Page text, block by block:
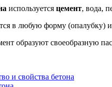
используется цемент, вода,
в любую форму (опалубку)
образуют своеобразную
и свойства бетона